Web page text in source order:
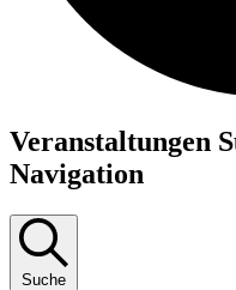
Veranstaltungen
für
Oktober
2025
Veranstaltungen
Navigation
Suche